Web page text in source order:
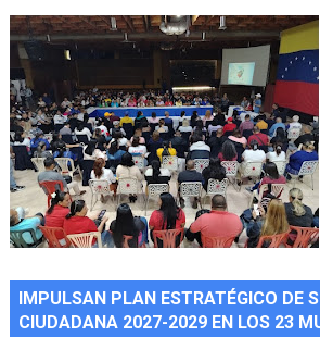
IMPULSAN PLAN ESTRATÉGICO DE
CIUDADANA 2027-2029 EN LOS 23